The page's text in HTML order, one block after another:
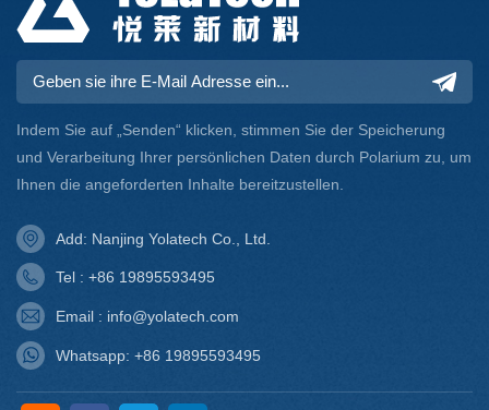
Indem Sie auf „Senden“ klicken, stimmen Sie der Speicherung
und Verarbeitung Ihrer persönlichen Daten durch Polarium zu, um
Ihnen die angeforderten Inhalte bereitzustellen.
Add: Nanjing Yolatech Co., Ltd.
Tel : +86 19895593495
Email : info@yolatech.com
Whatsapp: +86 19895593495